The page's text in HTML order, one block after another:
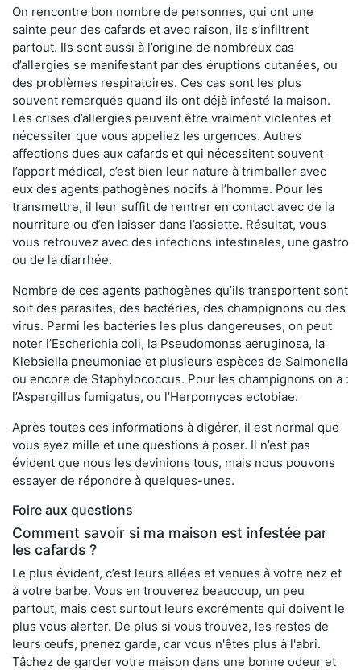
On rencontre bon nombre de personnes, qui ont une
sainte peur des cafards et avec raison, ils s’infiltrent
partout. Ils sont aussi à l’origine de nombreux cas
d’allergies se manifestant par des éruptions cutanées, ou
des problèmes respiratoires. Ces cas sont les plus
souvent remarqués quand ils ont déjà infesté la maison.
Les crises d’allergies peuvent être vraiment violentes et
nécessiter que vous appeliez les urgences. Autres
affections dues aux cafards et qui nécessitent souvent
l’apport médical, c’est bien leur nature à trimballer avec
eux des agents pathogènes nocifs à l’homme. Pour les
transmettre, il leur suffit de rentrer en contact avec de la
nourriture ou d’en laisser dans l’assiette. Résultat, vous
vous retrouvez avec des infections intestinales, une gastro
ou de la diarrhée.
Nombre de ces agents pathogènes qu’ils transportent sont
soit des parasites, des bactéries, des champignons ou des
virus. Parmi les bactéries les plus dangereuses, on peut
noter l’Escherichia coli, la Pseudomonas aeruginosa, la
Klebsiella pneumoniae et plusieurs espèces de Salmonella
ou encore de Staphylococcus. Pour les champignons on a :
l’Aspergillus fumigatus, ou l’Herpomyces ectobiae.
Après toutes ces informations à digérer, il est normal que
vous ayez mille et une questions à poser. Il n’est pas
évident que nous les devinions tous, mais nous pouvons
essayer de répondre à quelques-unes.
Foire aux questions
Comment savoir si ma maison est infestée par
les cafards ?
Le plus évident, c’est leurs allées et venues à votre nez et
à votre barbe. Vous en trouverez beaucoup, un peu
partout, mais c’est surtout leurs excréments qui doivent le
plus vous alerter. De plus si vous trouvez, les restes de
leurs œufs, prenez garde, car vous n'êtes plus à l'abri.
Tâchez de garder votre maison dans une bonne odeur et